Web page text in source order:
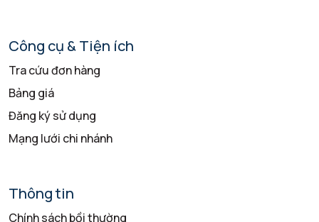
Công cụ & Tiện ích
Tra cứu đơn hàng
Bảng giá
Đăng ký sử dụng
Mạng lưới chi nhánh
Thông tin
Chính sách bồi thường